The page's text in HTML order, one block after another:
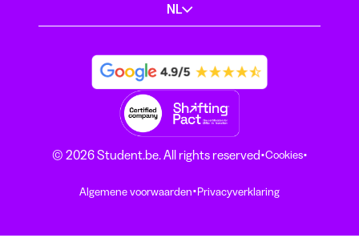
NL
© 2026 Student.be. All rights reserved·Cookies·
Algemene voorwaarden·Privacyverklaring